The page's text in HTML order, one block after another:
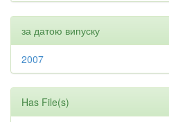
за датою випуску
2007
Has File(s)